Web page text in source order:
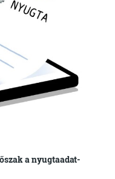
a nyugtaadat-